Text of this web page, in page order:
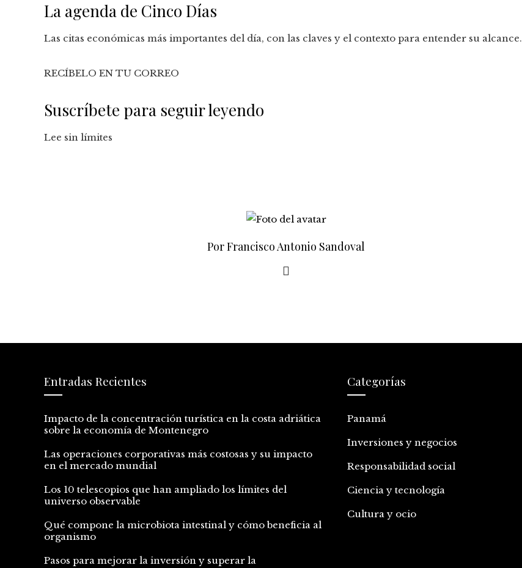
La agenda de Cinco Días
Las citas económicas más importantes del día, con las claves y el contexto para entender su alcance.
RECÍBELO EN TU CORREO
Suscríbete para seguir leyendo
Lee sin límites
Por Francisco Antonio Sandoval
Entradas Recientes
Impacto de la concentración turística en la costa adriática
sobre la economía de Montenegro
Las operaciones corporativas más costosas y su impacto
en el mercado mundial
Los 10 telescopios que han ampliado los límites del
universo observable
Qué compone la microbiota intestinal y cómo beneficia al
organismo
Pasos para mejorar la inversión y superar la
Categorías
Panamá
Inversiones y negocios
Responsabilidad social
Ciencia y tecnología
Cultura y ocio